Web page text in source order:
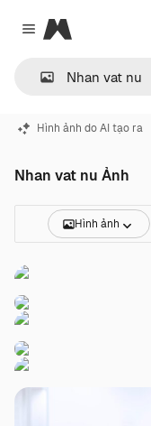
Close menu
Magnific
Hình ảnh do AI tạo ra
Nhan vat nu Ảnh
Hình ảnh